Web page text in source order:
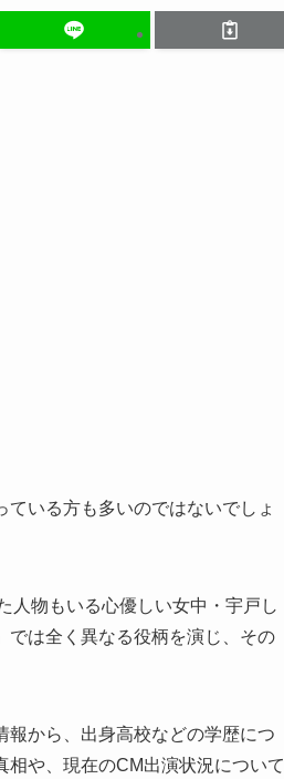
いる方も多いのではないでしょ
人物もいる心優しい女中・宇戸し
では全く異なる役柄を演じ、その
報から、出身高校などの学歴につ
や、現在のCM出演状況について